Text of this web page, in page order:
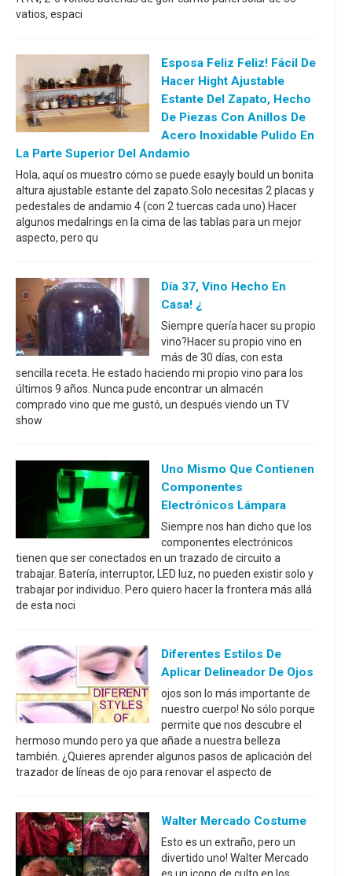
vatios, espaci
Esposa Feliz Feliz! Fácil De
Hacer Hight Ajustable
Estante Del Zapato, Hecho
De Piezas Con Anillos De
Acero Inoxidable Pulido En
La Parte Superior Del Andamio
Hola, aquí os muestro cómo se puede esayly bould un bonita
altura ajustable estante del zapato.Solo necesitas 2 placas y
pedestales de andamio 4 (con 2 tuercas cada uno).Hacer
algunos medalrings en la cima de las tablas para un mejor
aspecto, pero qu
Día 37, Vino Hecho En
Casa! ¿
Siempre quería hacer su propio
vino?Hacer su propio vino en
más de 30 días, con esta
sencilla receta. He estado haciendo mi propio vino para los
últimos 9 años. Nunca pude encontrar un almacén
comprado vino que me gustó, un después viendo un TV
show
Uno Mismo Que Contienen
Componentes
Electrónicos Lámpara
Siempre nos han dicho que los
componentes electrónicos
tienen que ser conectados en un trazado de circuito a
trabajar. Batería, interruptor, LED luz, no pueden existir solo y
trabajar por individuo. Pero quiero hacer la frontera más allá
de esta noci
Diferentes Estilos De
Aplicar Delineador De Ojos
ojos son lo más importante de
nuestro cuerpo! No sólo porque
permite que nos descubre el
hermoso mundo pero ya que añade a nuestra belleza
también. ¿Quieres aprender algunos pasos de aplicación del
trazador de líneas de ojo para renovar el aspecto de
Walter Mercado Costume
Esto es un extraño, pero un
divertido uno! Walter Mercado